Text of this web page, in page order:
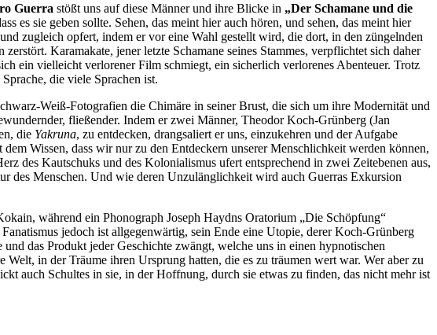
Guerra stößt uns auf diese Männer und ihre Blicke in „Der Schamane und die
es sie geben sollte. Sehen, das meint hier auch hören, und sehen, das meint hier
zugleich opfert, indem er vor eine Wahl gestellt wird, die dort, in den züngelnden
Karamakate, jener letzte Schamane seines Stammes, verpflichtet sich daher
ein vielleicht verlorener Film schmiegt, ein sicherlich verlorenes Abenteuer. Trotz
die viele Sprachen ist.
Weiß-Fotografien die Chimäre in seiner Brust, die sich um ihre Modernität und
fließender. Indem er zwei Männer, Theodor Koch-Grünberg (Jan
die Yakruna, zu entdecken, drangsaliert er uns, einzukehren und der Aufgabe
Wissen, dass wir nur zu den Entdeckern unserer Menschlichkeit werden können,
des Kautschuks und des Kolonialismus ufert entsprechend in zwei Zeitebenen aus,
des Menschen. Und wie deren Unzulänglichkeit wird auch Guerras Exkursion
während ein Phonograph Joseph Haydns Oratorium „Die Schöpfung“
jedoch ist allgegenwärtig, sein Ende eine Utopie, derer Koch-Grünberg
das Produkt jeder Geschichte zwängt, welche uns in einen hypnotischen
in der Träume ihren Ursprung hatten, die es zu träumen wert war. Wer aber zu
auch Schultes in sie, in der Hoffnung, durch sie etwas zu finden, das nicht mehr ist